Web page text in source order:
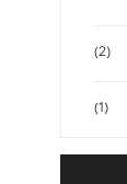
(2)
(1)